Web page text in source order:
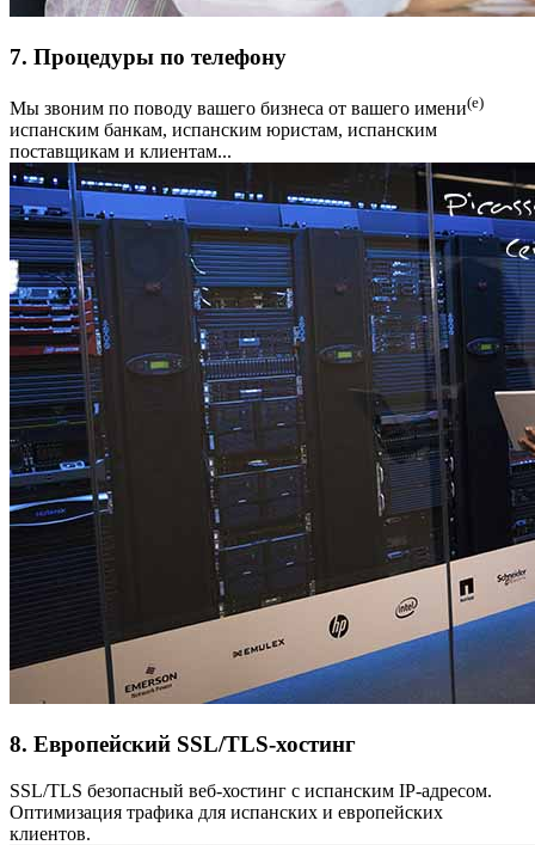
7. Процедуры по телефону
Мы звоним по поводу вашего бизнеса от вашего имени(е)
испанским банкам, испанским юристам, испанским
поставщикам и клиентам...
8. Европейский SSL/TLS-хостинг
SSL/TLS безопасный веб-хостинг с испанским IP-адресом.
Оптимизация трафика для испанских и европейских
клиентов.